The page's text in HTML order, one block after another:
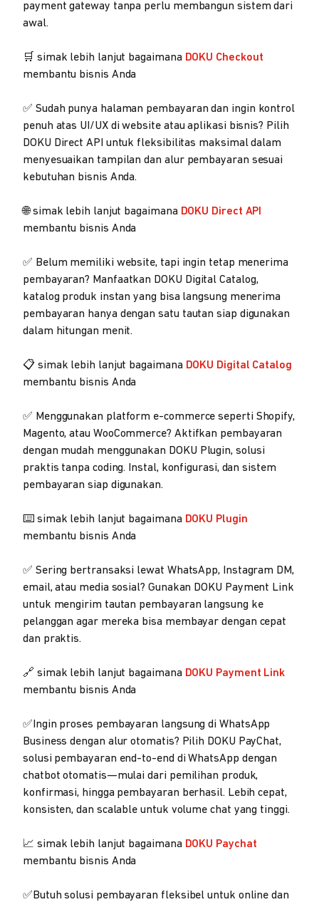
payment gateway tanpa perlu membangun sistem dari
awal.
🛒 simak lebih lanjut bagaimana DOKU Checkout
membantu bisnis Anda
✅ Sudah punya halaman pembayaran dan ingin kontrol
penuh atas UI/UX di website atau aplikasi bisnis? Pilih
DOKU Direct API untuk fleksibilitas maksimal dalam
menyesuaikan tampilan dan alur pembayaran sesuai
kebutuhan bisnis Anda.
🌐 simak lebih lanjut bagaimana DOKU Direct API
membantu bisnis Anda
✅ Belum memiliki website, tapi ingin tetap menerima
pembayaran? Manfaatkan DOKU Digital Catalog,
katalog produk instan yang bisa langsung menerima
pembayaran hanya dengan satu tautan siap digunakan
dalam hitungan menit.
📋 simak lebih lanjut bagaimana DOKU Digital Catalog
membantu bisnis Anda
✅ Menggunakan platform e-commerce seperti Shopify,
Magento, atau WooCommerce? Aktifkan pembayaran
dengan mudah menggunakan DOKU Plugin, solusi
praktis tanpa coding. Instal, konfigurasi, dan sistem
pembayaran siap digunakan.
⌨️ simak lebih lanjut bagaimana DOKU Plugin
membantu bisnis Anda
✅ Sering bertransaksi lewat WhatsApp, Instagram DM,
email, atau media sosial? Gunakan DOKU Payment Link
untuk mengirim tautan pembayaran langsung ke
pelanggan agar mereka bisa membayar dengan cepat
dan praktis.
🔗 simak lebih lanjut bagaimana DOKU Payment Link
membantu bisnis Anda
✅Ingin proses pembayaran langsung di WhatsApp
Business dengan alur otomatis? Pilih DOKU PayChat,
solusi pembayaran end-to-end di WhatsApp dengan
chatbot otomatis—mulai dari pemilihan produk,
konfirmasi, hingga pembayaran berhasil. Lebih cepat,
konsisten, dan scalable untuk volume chat yang tinggi.
📈 simak lebih lanjut bagaimana DOKU Paychat
membantu bisnis Anda
✅Butuh solusi pembayaran fleksibel untuk online dan